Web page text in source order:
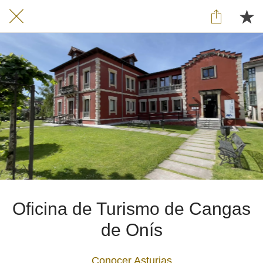
Oficina de Turismo de Cangas
de Onís
Conocer Asturias